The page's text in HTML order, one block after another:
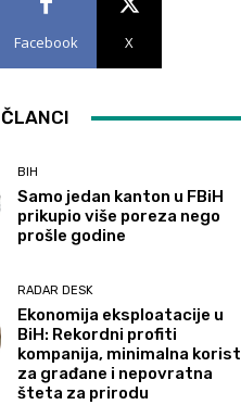
Facebook X
BIH
Samo jedan kanton u FBiH
prikupio više poreza nego
prošle godine
RADAR DESK
Ekonomija eksploatacije u
BiH: Rekordni profiti
kompanija, minimalna korist
za građane i nepovratna
šteta za prirodu